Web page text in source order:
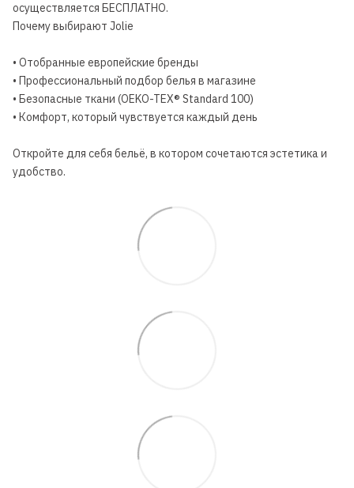
осуществляется БЕСПЛАТНО.
Почему выбирают Jolie
• Отобранные европейские бренды
• Профессиональный подбор белья в магазине
• Безопасные ткани (OEKO-TEX® Standard 100)
• Комфорт, который чувствуется каждый день
Откройте для себя бельё, в котором сочетаются эстетика и
удобство.